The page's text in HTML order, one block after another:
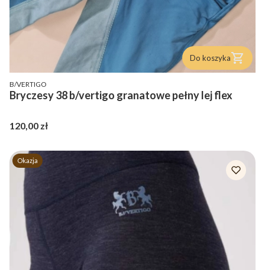
Do koszyka
PRODUCENT
B/VERTIGO
Bryczesy 38 b/vertigo granatowe pełny lej flex
Cena
120,00 zł
Okazja